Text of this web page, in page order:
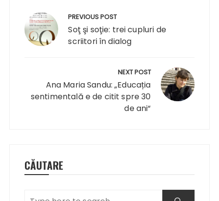
articole
PREVIOUS POST
Soţ şi soţie: trei cupluri de
scriitori în dialog
NEXT POST
Ana Maria Sandu: „Educația
sentimentală e de citit spre 30
de ani“
CĂUTARE